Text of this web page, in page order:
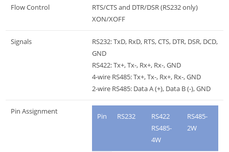
Flow Control
RTS/CTS and DTR/DSR (RS232 only)
XON/XOFF
Signals
RS232: TxD, RxD, RTS, CTS, DTR, DSR, DCD,
GND
RS422: Tx+, Tx-, Rx+, Rx-, GND
4-wire RS485: Tx+, Tx-, Rx+, Rx-, GND
2-wire RS485: Data A (+), Data B (-), GND
Pin Assignment
Pin RS232
RS422
RS485-
4W
RS485-
2W